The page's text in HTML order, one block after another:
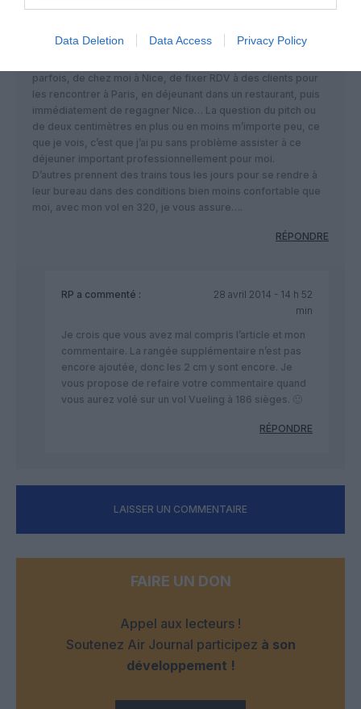
Data Deletion Data Access Privacy Policy
comme je le disais précédemment, pour des vols n’excèdent
regard du temps qu’il me faudrait pour parcourir la même
parfois, de chez moi à Nice, de fixer RDV à des clients pour
les rencontrer à Paris, en déjeunant dans un restaurant, puis
immédiatement de regagner Nice… La question du pitch ou
de deux centimètres en plus ou en moins m’importe peu, ce
que je vois, c’est que j’ai pu sans problème assister à ce
déjeuner important professionnellement pour moi.
D’autres prennent des trains tous les jours pour se rendre à
leur bureau dans des conditions bien moins confortable que
moi, avec mon vol en 320, je vous assure….
RÉPONDRE
RP a commenté :
28 avril 2014 - 14 h 52
min
Je crois que vous avez mal compris l’article et mon
commentaire. La rangée supplémentaire n’est pas
encore ajoutée, donc les 2 cm y sont encore. Je
vous propose de refaire votre commentaire quand
vous aurez volé sur un vol Vueling à 186 sièges. 🙂
RÉPONDRE
LAISSER UN COMMENTAIRE
FAIRE UN DON
Appel aux lecteurs !
Soutenez Air Journal participez à son
développement !